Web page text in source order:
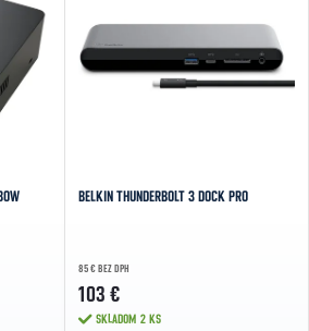
BELKIN THUNDERBOLT 3 DOCK PRO
85 € BEZ DPH
103 €
SKLADOM 2 KS